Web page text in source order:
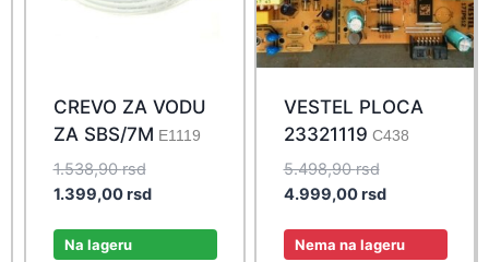
CREVO ZA VODU
ZA SBS/7M E1119
1.538,90rsdOriginal
price
1.399,00rsdCurrent
Na lageru
VESTEL PLOCA
23321119 C438
5.498,90rsdOriginal
price
5.498,90 rsd.
4.999,00rsdCurrent
is:
Nema na lageru